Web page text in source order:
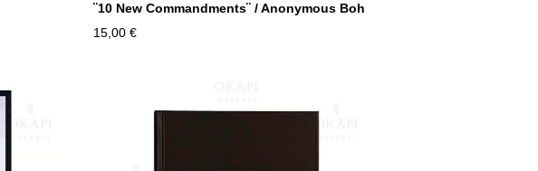
¨10 New Commandments¨ / Anonymous Boh
15,00 €